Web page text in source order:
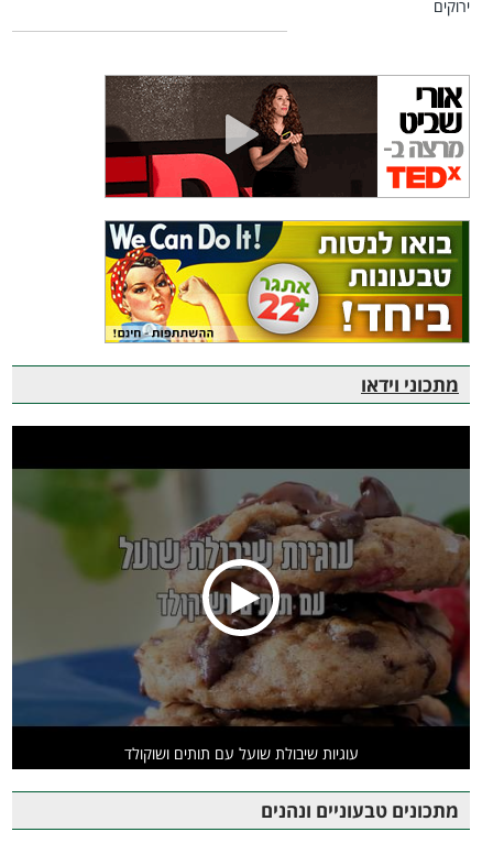
מתכוני וידאו
עוגיות שיבולת שועל עם תותים ושוקולד
מתכונים טבעוניים ונהנים